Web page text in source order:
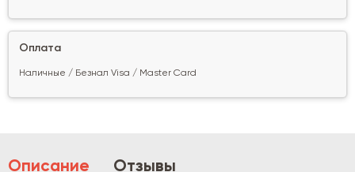
Оплата
Наличные / Безнал Visa / Master Card
Описание Отзывы